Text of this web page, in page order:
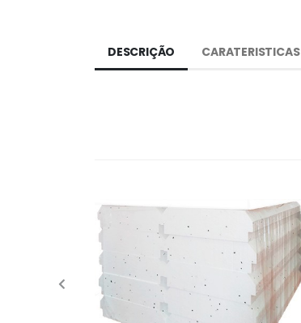
DESCRIÇÃO CARATERISTICAS